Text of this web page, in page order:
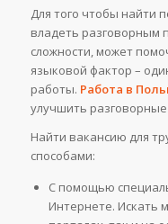
Для того чтобы найти
владеть разговорным
сложности, может
языковой фактор –
работы. Работа в
улучшить
Найти вакансию для
способами:
С помощью
Интернете. Искать